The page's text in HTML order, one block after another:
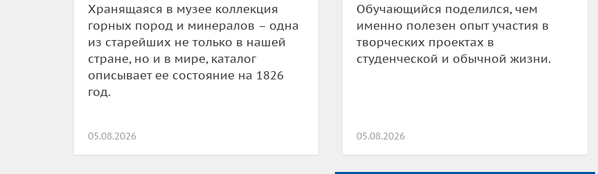
Хранящаяся в музее коллекция
горных пород и минералов – одна
из старейших не только в нашей
стране, но и в мире, каталог
описывает ее состояние на 1826
год.
05.08.2026
Обучающийся поделился, чем
именно полезен опыт участия в
творческих проектах в
студенческой и обычной жизни.
05.08.2026